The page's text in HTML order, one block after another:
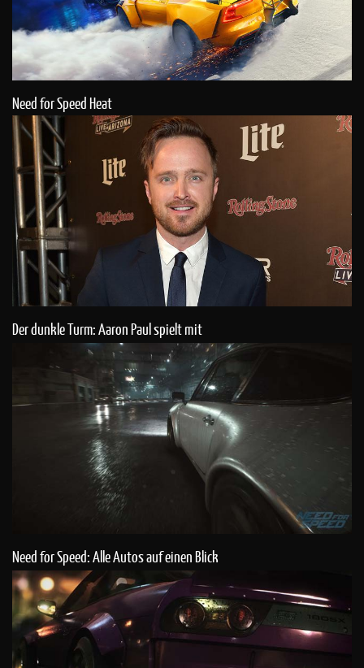
Need for Speed Heat
Der dunkle Turm: Aaron Paul spielt mit
Need for Speed: Alle Autos auf einen Blick